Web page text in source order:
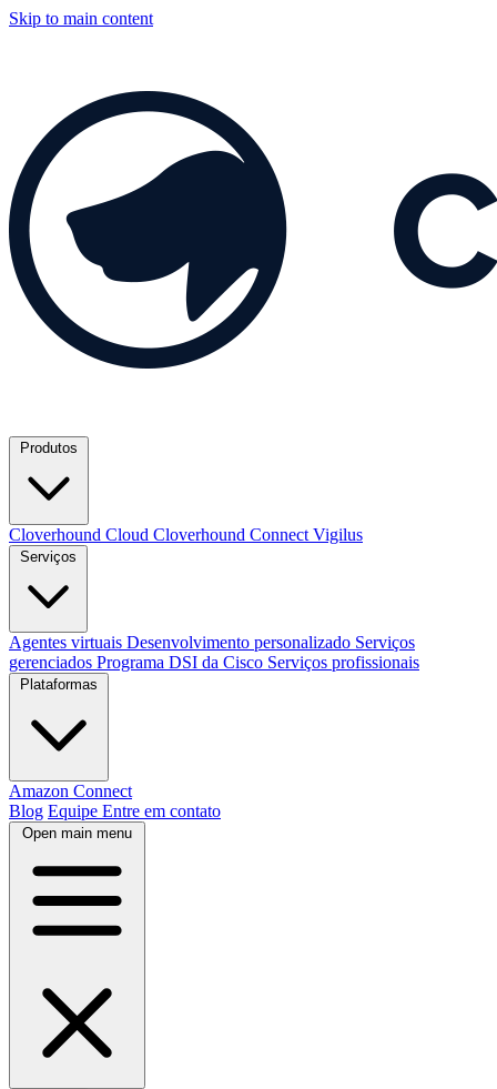
Skip to main content
Cloverhound Cloud Cloverhound Connect Vigilus
Agentes virtuais Desenvolvimento personalizado Serviços
gerenciados Programa DSI da Cisco Serviços profissionais
Amazon Connect
Blog Equipe Entre em contato
Open main menu